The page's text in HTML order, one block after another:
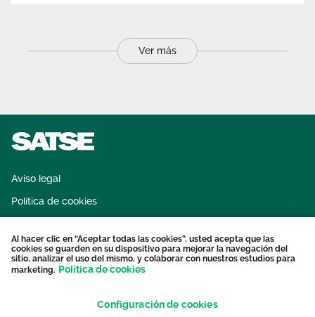
Ver más
Aviso legal
Política de cookies
Protección datos personales
Contacto
Al hacer clic en “Aceptar todas las cookies”, usted acepta que las
cookies se guarden en su dispositivo para mejorar la navegación del
sitio, analizar el uso del mismo, y colaborar con nuestros estudios para
marketing. Política de cookies
Configuración de cookies